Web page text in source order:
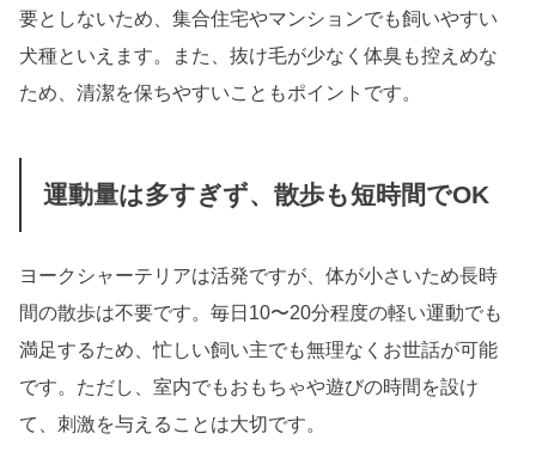
要としないため、集合住宅やマンションでも飼いやすい
犬種といえます。また、抜け毛が少なく体臭も控えめな
ため、清潔を保ちやすいこともポイントです。
運動量は多すぎず、散歩も短時間でOK
ヨークシャーテリアは活発ですが、体が小さいため長時
間の散歩は不要です。毎日10〜20分程度の軽い運動でも
満足するため、忙しい飼い主でも無理なくお世話が可能
です。ただし、室内でもおもちゃや遊びの時間を設け
て、刺激を与えることは大切です。